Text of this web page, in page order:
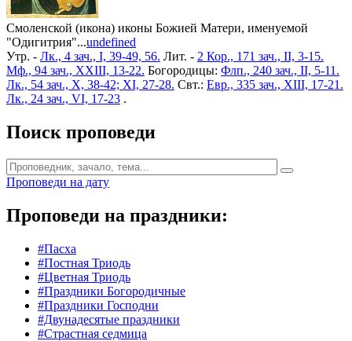
Смоленской (икона) иконы Божией Матери, именуемой
"Одигитрия"...undefined
Утр. - Лк., 4 зач., I, 39-49, 56. Лит. - 2 Кор., 171 зач., II, 3-15.
Мф., 94 зач., XXIII, 13-22. Богородицы: Флп., 240 зач., II, 5-11.
Лк., 54 зач., X, 38-42; XI, 27-28. Свт.: Евр., 335 зач., XIII, 17-21.
Лк., 24 зач., VI, 17-23 .
Поиск проповеди
Проповеди на дату
Проповеди на праздники:
#Пасха
#Постная Триодь
#Цветная Триодь
#Праздники Богородичные
#Праздники Господни
#Двунадесятые праздники
#Страстная седмица